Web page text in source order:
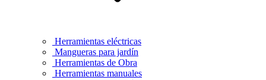
Herramientas eléctricas
Mangueras para jardín
Herramientas de Obra
Herramientas manuales